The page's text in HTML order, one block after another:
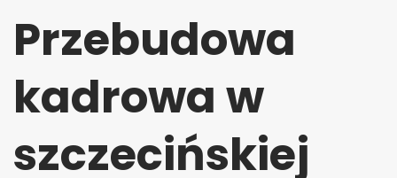
Przebudowa
kadrowa w
szczecińskiej